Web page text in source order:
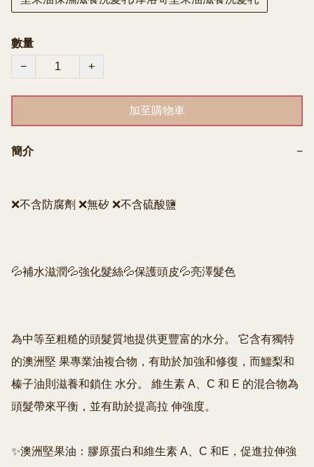
數量
−
+
加至購物車
簡介 −
❌不含防腐劑 ❌無矽 ❌不含硫酸鹽
💦補水滋潤💦強化髮絲💦保護頭皮💦亮澤髮色
為中等至粗糙的頭髮質地提供更豐富的水分。 它含有獨特
的澳洲堅 果專業油複合物，有助於加強和修復，而鱷梨和
榛子油則滋養和鎖住 水分。 維生素 A、C 和 E 的混合物為
頭髮帶來平衡，並有助於提高拉 伸強度。
✨澳洲堅果油：膠原蛋白和維生素 A、C 和E，促進拉伸強